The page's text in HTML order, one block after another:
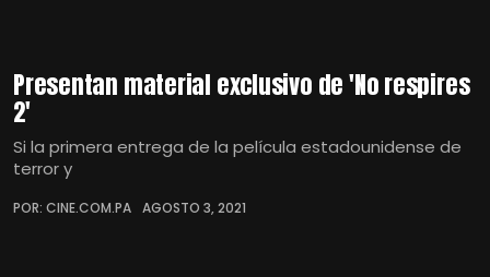
Presentan material exclusivo de 'No respires
2'
Si la primera entrega de la película estadounidense de
terror y
POR: CINE.COM.PA AGOSTO 3, 2021